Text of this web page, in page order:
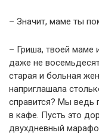
– Значит, маме ты
– Гриша, твоей маме
даже не
старая и больная
наприглашала
справится? Мы ведь
в кафе. Пусть это
двухдневный